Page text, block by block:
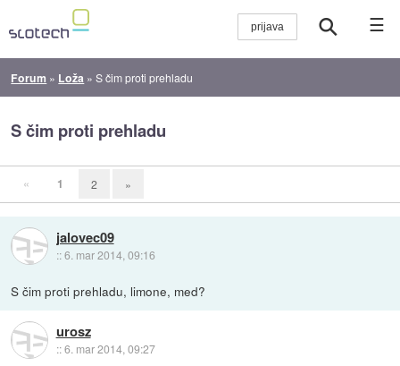
☰
Forum » Loža »S čim proti prehladu
S čim proti prehladu
« 1 2 »
jalovec09
::6. mar 2014, 09:16
S čim proti prehladu, limone, med?
urosz
::6. mar 2014, 09:27